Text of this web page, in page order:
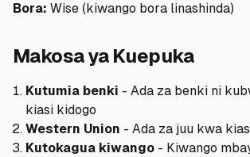
Bora: Wise (kiwango bora linashinda)
Makosa ya Kuepuka
Kutumia benki - Ada za benki ni
kiasi kidogo
Western Union - Ada za juu kwa
Kutokagua kiwango - Kiwango